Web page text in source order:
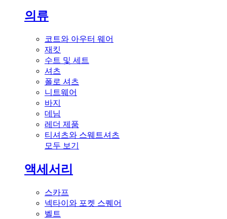
의류
코트와 아우터 웨어
재킷
수트 및 세트
셔츠
폴로 셔츠
니트웨어
바지
데님
레더 제품
티셔츠와 스웨트셔츠
모두 보기
액세서리
스카프
넥타이와 포켓 스퀘어
벨트